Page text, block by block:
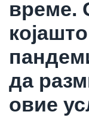
време.
да
овие